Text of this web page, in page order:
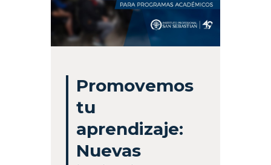
Promovemos
tu
aprendizaje:
Nuevas